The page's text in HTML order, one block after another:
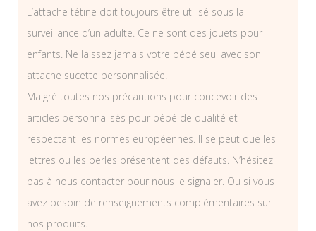
L’attache tétine doit toujours être utilisé sous la
surveillance d’un adulte. Ce ne sont des jouets pour
enfants. Ne laissez jamais votre bébé seul avec son
attache sucette personnalisée.
Malgré toutes nos précautions pour concevoir des
articles personnalisés pour bébé de qualité et
respectant les normes européennes. Il se peut que les
lettres ou les perles présentent des défauts. N’hésitez
pas à nous contacter pour nous le signaler. Ou si vous
avez besoin de renseignements complémentaires sur
nos produits.